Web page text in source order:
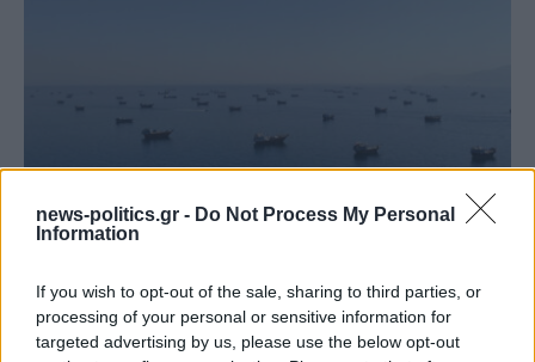
news-politics.gr - Do Not Process My Personal
Information
If you wish to opt-out of the sale, sharing to third parties, or
processing of your personal or sensitive information for
targeted advertising by us, please use the below opt-out
διαδρομή των πλοίων, εκκρεμούν κρίσιμες
λεπτομέρειες